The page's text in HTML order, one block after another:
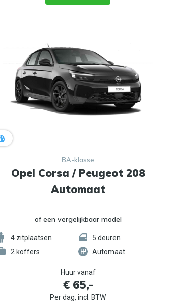
BA-klasse
Opel Corsa / Peugeot 208
Automaat
of een vergelijkbaar model
4 zitplaatsen 5 deuren
2 koffers Automaat
Huur vanaf
€ 65,-
Per dag, incl. BTW